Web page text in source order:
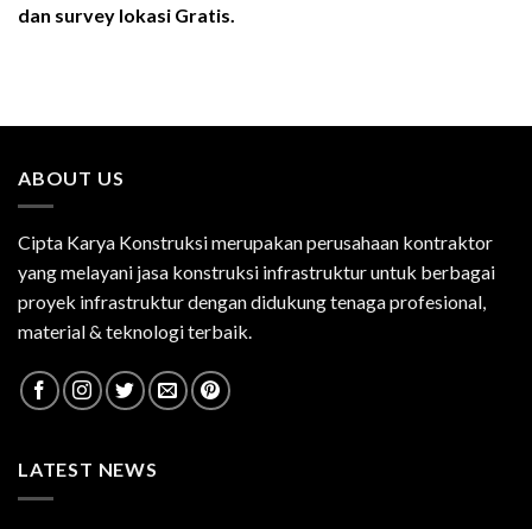
dan survey lokasi Gratis.
ABOUT US
Cipta Karya Konstruksi merupakan perusahaan kontraktor
yang melayani jasa konstruksi infrastruktur untuk berbagai
proyek infrastruktur dengan didukung tenaga profesional,
material & teknologi terbaik.
LATEST NEWS